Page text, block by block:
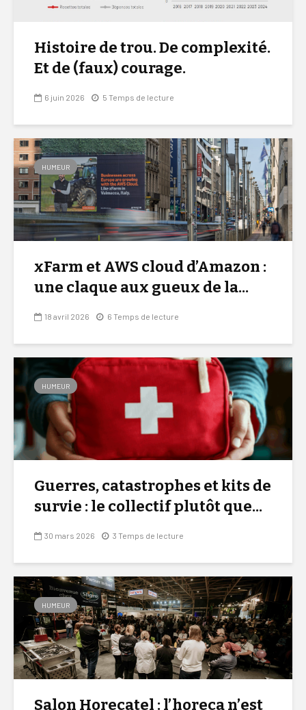
Histoire de trou. De complexité.
Et de (faux) courage.
6 juin 2026 5 Temps de lecture
HUMEUR
xFarm et AWS cloud d’Amazon :
une claque aux gueux de la...
18 avril 2026 6 Temps de lecture
HUMEUR
Guerres, catastrophes et kits de
survie : le collectif plutôt que...
30 mars 2026 3 Temps de lecture
HUMEUR
Salon Horecatel : l’horeca n’est